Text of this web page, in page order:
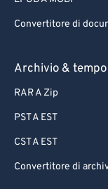
Convertitore di
Archivio & tempo
RAR A Zip
PST A EST
CST A EST
Convertitore di